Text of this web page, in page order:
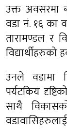
उक्त अवसरमा
वडा नं. १६ का
तारामण्डल र
उनले वडामा
पर्यटकिय
साथै